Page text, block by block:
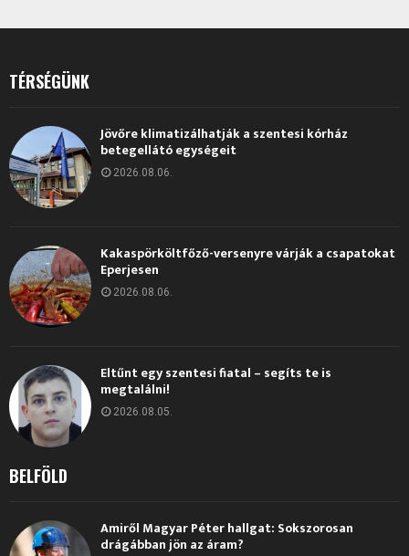
TÉRSÉGÜNK
Jövőre klimatizálhatják a szentesi kórház
betegellátó egységeit
2026.08.06.
Kakaspörköltfőző-versenyre várják a csapatokat
Eperjesen
2026.08.06.
Eltűnt egy szentesi fiatal – segíts te is
megtalálni!
2026.08.05.
BELFÖLD
Amiről Magyar Péter hallgat: Sokszorosan
drágábban jön az áram?